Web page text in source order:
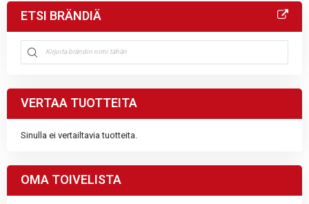
ETSI BRÄNDIÄ
VERTAA TUOTTEITA
Sinulla ei vertailtavia tuotteita.
OMA TOIVELISTA